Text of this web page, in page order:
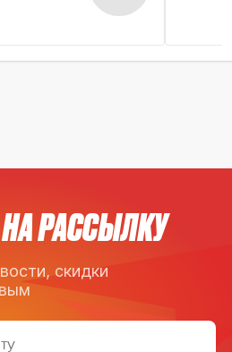
РАССЫЛКУ
скидки